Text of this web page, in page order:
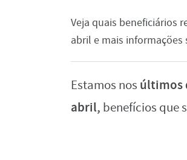
Veja quais beneficiários
abril e mais informações
Estamos nos últimos
abril, benefícios que